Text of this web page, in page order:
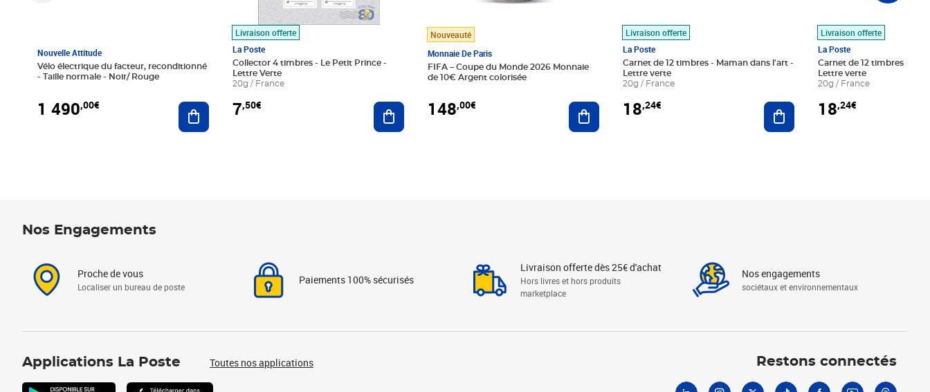
Nouvelle Attitude
Vélo électrique du facteur, reconditionné
- Taille normale - Noir/ Rouge
1 490,00€ Ajouter au panier
Livraison offerte
La Poste
Collector 4 timbres - Le Petit Prince -
Lettre Verte
20g / France
7,50€ Ajouter au panier
Nouveauté
Monnaie De Paris
FIFA – Coupe du Monde 2026 Monnaie
de 10€ Argent colorisée
148,00€ Ajouter au panier
Livraison offerte
La Poste
Carnet de 12 timbres - Maman dans l'art -
Lettre verte
20g / France
18,24€ Ajouter au panier
Livraison offerte
La Poste
Carnet de 12 timbres - Le
Lettre verte
20g / France
18,24€
Nos Engagements
Proche de vous
Localiser un bureau de poste
Paiements 100% sécurisés
Livraison offerte dès 25€ d'achat
Hors livres et hors produits
marketplace
Nos engagements
sociétaux et environnementaux
Applications La Poste Toutes nos applications Restons connectés